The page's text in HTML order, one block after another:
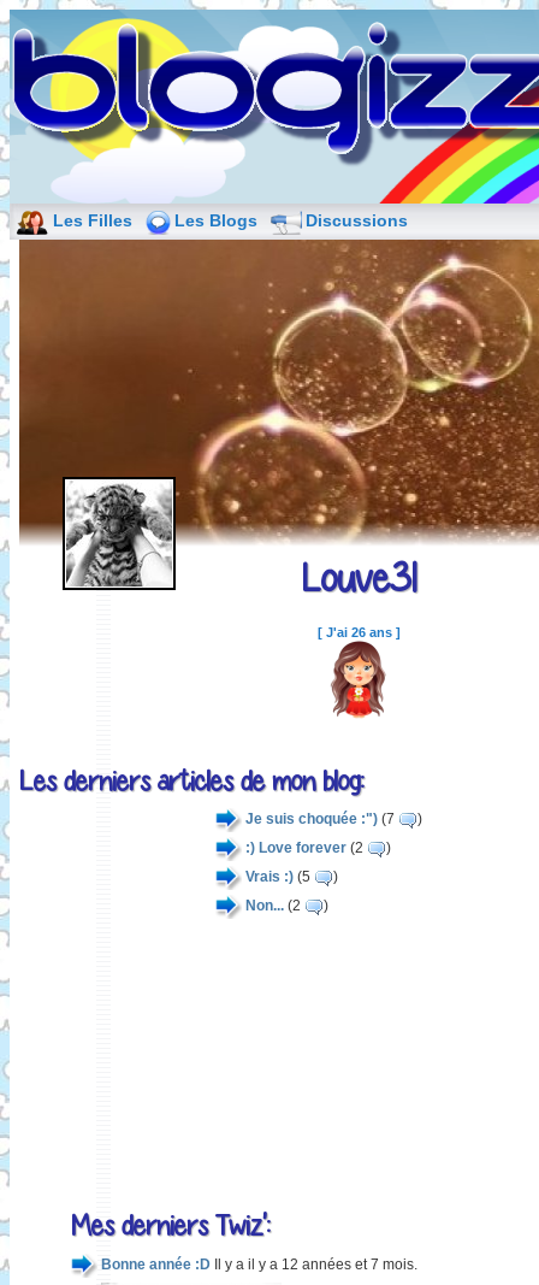
Les Filles Les Blogs Discussions
Louve31
[ J'ai 26 ans ]
Les derniers articles de mon blog:
Je suis choquée :") (7
)
:) Love forever (2
)
Vrais :) (5
)
Non... (2 )
Mes derniers Twiz':
Bonne année :D Il y a il y a 12 années et 7 mois.